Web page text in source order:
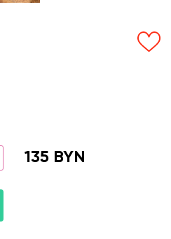
135 BYN